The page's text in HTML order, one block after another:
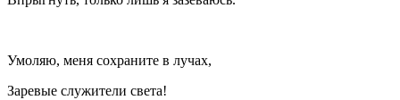
Умоляю, меня сохраните в лучах,
Заревые служители света!